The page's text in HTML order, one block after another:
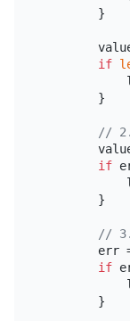
        }
if
        }
// 2.
if
        }
// 3.
err
if
        }